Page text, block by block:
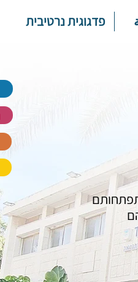
פדגוגית נרטיבית